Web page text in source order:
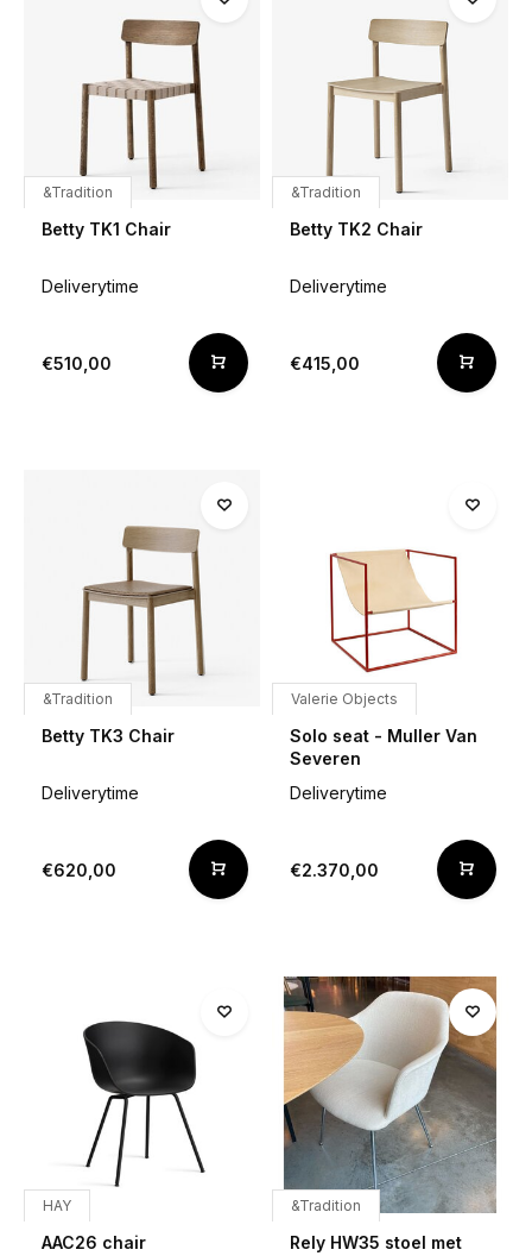
&Tradition
Betty TK1 Chair
Deliverytime
€510,00
&Tradition
Betty TK2 Chair
Deliverytime
€415,00
&Tradition
Betty TK3 Chair
Deliverytime
€620,00
Valerie Objects
Solo seat - Muller Van
Severen
Deliverytime
€2.370,00
HAY
AAC26 chair
&Tradition
Rely HW35 stoel met